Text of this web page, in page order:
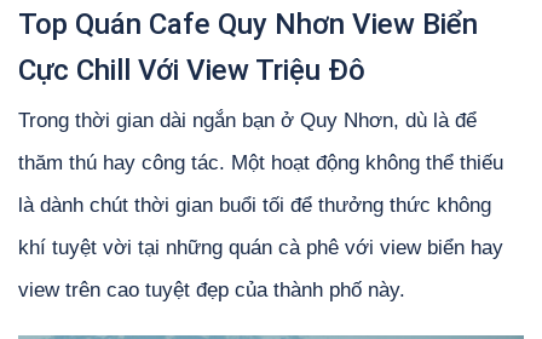
Top Quán Cafe Quy Nhơn View Biển
Cực Chill Với View Triệu Đô
Trong thời gian dài ngắn bạn ở Quy Nhơn, dù là để
thăm thú hay công tác. Một hoạt động không thể thiếu
là dành chút thời gian buổi tối để thưởng thức không
khí tuyệt vời tại những quán cà phê với view biển hay
view trên cao tuyệt đẹp của thành phố này.